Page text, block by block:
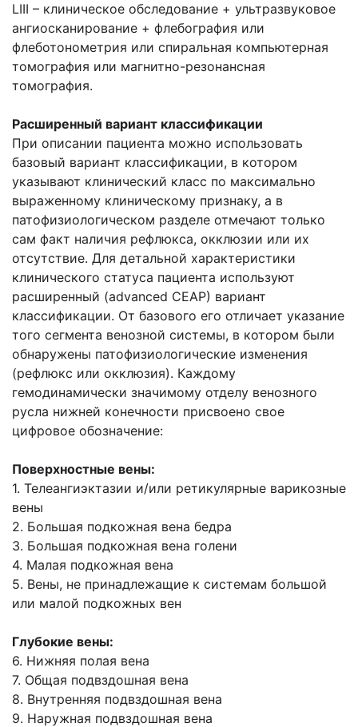
LIII – клиническое обследование + ультразвуковое
ангиосканирование + флебография или
флеботонометрия или спиральная компьютерная
томография или магнитно-резонансная
томография.
Расширенный вариант классификации
При описании пациента можно использовать
базовый вариант классификации, в котором
указывают клинический класс по максимально
выраженному клиническому признаку, а в
патофизиологическом разделе отмечают только
сам факт наличия рефлюкса, окклюзии или их
отсутствие. Для детальной характеристики
клинического статуса пациента используют
расширенный (advanced СЕАР) вариант
классификации. От базового его отличает указание
того сегмента венозной системы, в котором были
обнаружены патофизиологические изменения
(рефлюкс или окклюзия). Каждому
гемодинамически значимому отделу венозного
русла нижней конечности присвоено свое
цифровое обозначение:
Поверхностные вены:
1. Телеангиэктазии и/или ретикулярные варикозные
вены
2. Большая подкожная вена бедра
3. Большая подкожная вена голени
4. Малая подкожная вена
5. Вены, не принадлежащие к системам большой
или малой подкожных вен
Глубокие вены:
6. Нижняя полая вена
7. Общая подвздошная вена
8. Внутренняя подвздошная вена
9. Наружная подвздошная вена